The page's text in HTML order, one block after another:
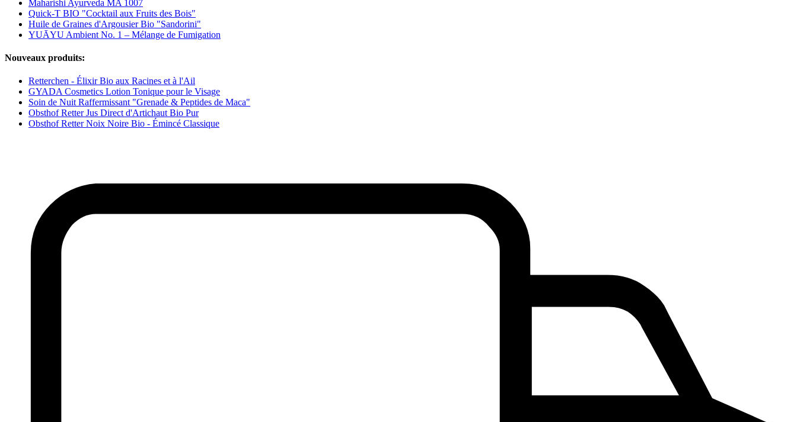
Maharishi Ayurveda MA 1007
Quick-T BIO "Cocktail aux Fruits des Bois"
Huile de Graines d'Argousier Bio "Sandorini"
YUĀYU Ambient No. 1 – Mélange de Fumigation
Nouveaux produits:
Retterchen - Élixir Bio aux Racines et à l'Ail
GYADA Cosmetics Lotion Tonique pour le Visage
Soin de Nuit Raffermissant "Grenade & Peptides de Maca"
Obsthof Retter Jus Direct d'Artichaut Bio Pur
Obsthof Retter Noix Noire Bio - Émincé Classique